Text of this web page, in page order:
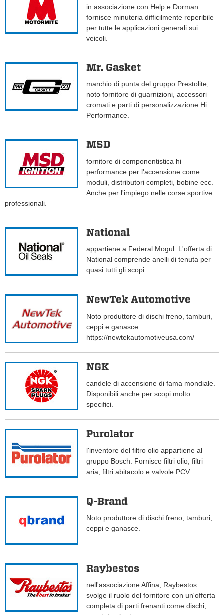
in associazione con Help e Dorman
fornisce minuteria difficilmente reperibile
per tutte le applicazioni generali sui
veicoli.
Mr. Gasket
marchio di punta del gruppo Prestolite,
noto fornitore di guarnizioni, accessori
cromati e parti di personalizzazione Hi
Performance.
MSD
fornitore di componentistica hi
performance per l'accensione come
moduli, distributori completi, bobine ecc.
Anche per l'impiego nelle corse sportive
professionali.
National
appartiene a Federal Mogul. L'offerta di
National comprende anelli di tenuta per
quasi tutti gli scopi.
NewTek Automotive
Noto produttore di dischi freno, tamburi,
ceppi e ganasce.
https://newtekautomotiveusa.com/
NGK
candele di accensione di fama mondiale.
Disponibili anche per scopi molto
specifici.
Purolator
l'inventore del filtro olio appartiene al
gruppo Bosch. Fornisce filtri olio, filtri
aria, filtri abitacolo e valvole PCV.
Q-Brand
Noto produttore di dischi freno, tamburi,
ceppi e ganasce.
Raybestos
nell'associazione Affina, Raybestos
svolge il ruolo del fornitore con un'offerta
completa di parti frenanti come dischi,